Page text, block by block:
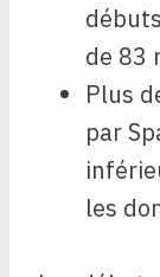
de 83
Plus
par
les